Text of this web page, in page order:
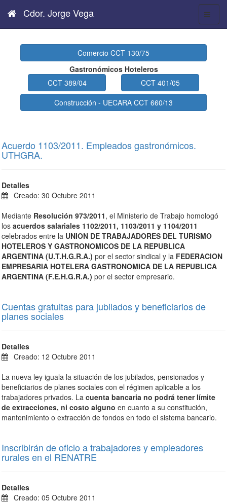
Cdor. Jorge Vega
Comercio CCT 130/75
Gastronómicos Hoteleros
CCT 389/04
CCT 401/05
Construcción - UECARA CCT 660/13
Acuerdo 1103/2011. Empleados gastronómicos.
UTHGRA.
Detalles
Creado: 30 Octubre 2011
Mediante Resolución 973/2011, el Ministerio de Trabajo homologó
los acuerdos salariales 1102/2011, 1103/2011 y 1104/2011
celebrados entre la UNION DE TRABAJADORES DEL TURISMO
HOTELEROS Y GASTRONOMICOS DE LA REPUBLICA
ARGENTINA (U.T.H.G.R.A.) por el sector sindical y la FEDERACION
EMPRESARIA HOTELERA GASTRONOMICA DE LA REPUBLICA
ARGENTINA (F.E.H.G.R.A.) por el sector empresario.
Cuentas gratuitas para jubilados y beneficiarios de
planes sociales
Detalles
Creado: 12 Octubre 2011
La nueva ley iguala la situación de los jubilados, pensionados y
beneficiarios de planes sociales con el régimen aplicable a los
trabajadores privados. La cuenta bancaria no podrá tener límite
de extracciones, ni costo alguno en cuanto a su constitución,
mantenimiento o extracción de fondos en todo el sistema bancario.
Inscribirán de oficio a trabajadores y empleadores
rurales en el RENATRE
Detalles
Creado: 05 Octubre 2011